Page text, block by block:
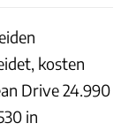
kosten
Drive 24.990
in